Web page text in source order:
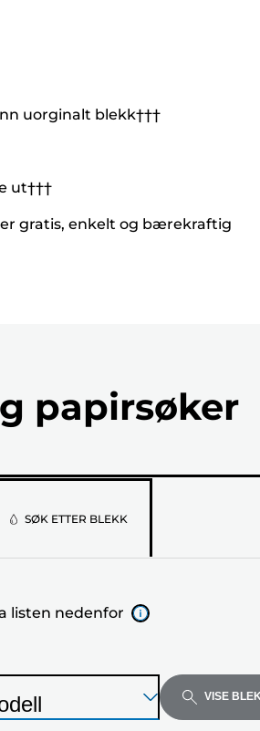
uorginalt blekk†††
ut†††
gratis, enkelt og bærekraftig
papirsøker
SØK ETTER BLEKK
listen nedenfor
VISE